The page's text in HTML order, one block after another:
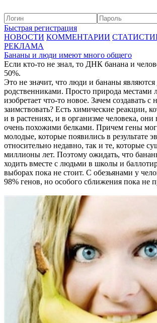
Быстрая регистрация
НОВОСТИ КОММЕНТАРИИ
РЕКЛАМА
Бананы и люди имеют много общего
Если кто-то не знал, то ДНК банана и
50%.
Это не значит, что люди и бананы
родственниками. Просто природа местами
изобретает что-то новое. Зачем создавать
заимствовать? Есть химические реакции,
и в растениях, и в организме человека,
очень похожими белками. Причем гены
молодые, которые появились в результате
относительно недавно, так и те, которые
миллионы лет. Поэтому ожидать, что
ходить вместе с людьми в школы и
выборах пока не стоит. С обезьянами у
98% генов, но особого сближения пока не